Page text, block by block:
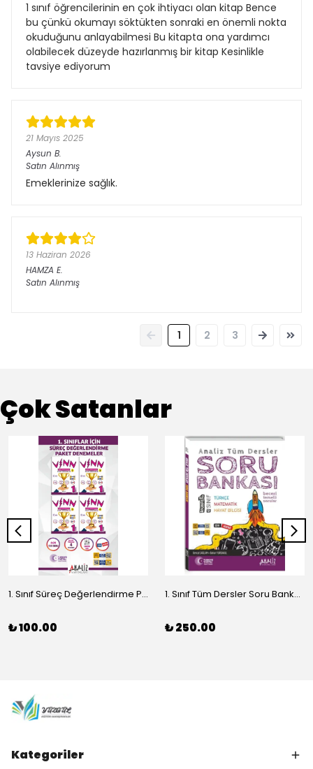
1 sınıf öğrencilerinin en çok ihtiyacı olan kitap Bence
bu çünkü okumayı söktükten sonraki en önemli nokta
okuduğunu anlayabilmesi Bu kitapta ona yardımcı
olabilecek düzeyde hazırlanmış bir kitap Kesinlikle
tavsiye ediyorum
21 Mayıs 2025
Aysun B.
Satın Alınmış
Emeklerinize sağlık.
13 Haziran 2026
HAMZA E.
Satın Alınmış
1 2 3
Çok Satanlar
1. Sınıf Süreç Değerlendirme Paket Denemeleri | 4’lü Optik Formlu Deneme Seti – 136 Soruluk Yeni Nesil Deneme
₺ 100.00
1. Sınıf Tüm Dersler Soru Bankası | Türkçe Matematik Hayat Bilgisi (Analiz Yayınları)
₺ 250.00
Kategoriler